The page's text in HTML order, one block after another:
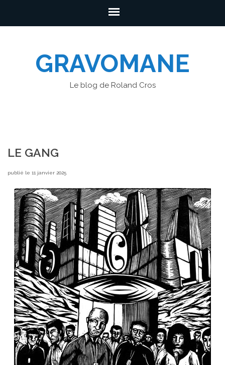
GRAVOMANE
Le blog de Roland Cros
LE GANG
publié le 11 janvier 2025